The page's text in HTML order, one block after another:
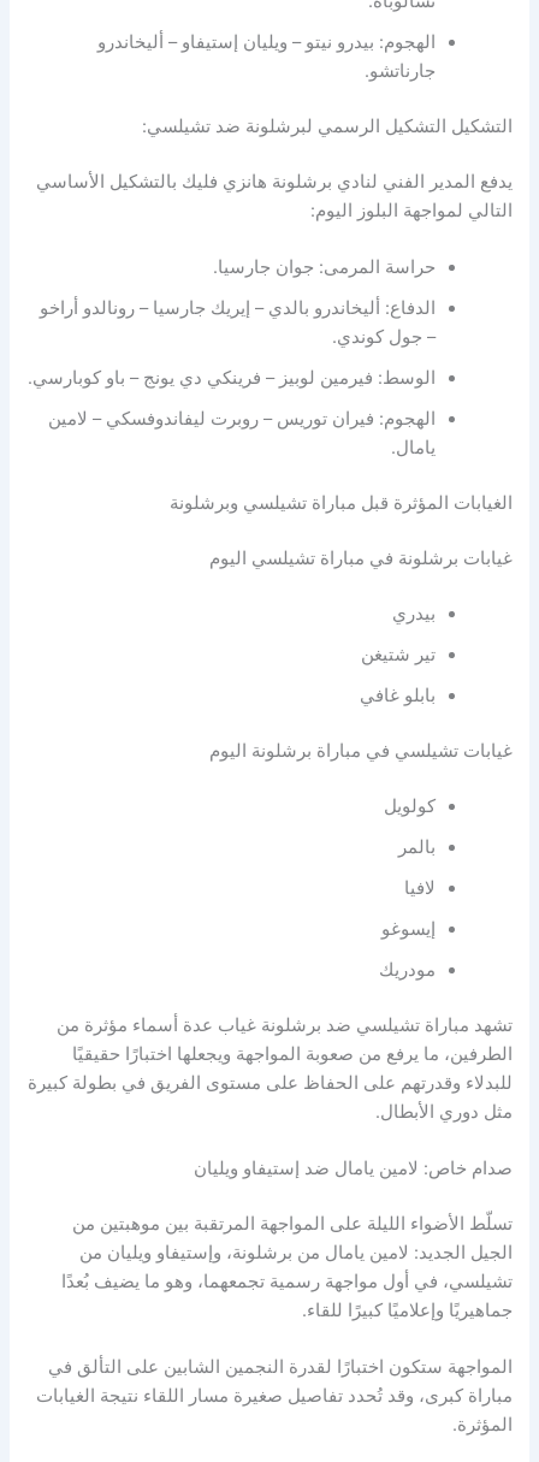
الهجوم: بيدرو نيتو – ويليان إستيفاو – أليخاندرو
جارناتشو.
التشكيل التشكيل الرسمي لبرشلونة ضد تشيلسي:
يدفع المدير الفني لنادي برشلونة هانزي فليك بالتشكيل الأساسي
التالي لمواجهة البلوز اليوم:
حراسة المرمى: جوان جارسيا.
الدفاع: أليخاندرو بالدي – إيريك جارسيا – رونالدو أراخو
– جول كوندي.
الوسط: فيرمين لوبيز – فرينكي دي يونج – باو كوبارسي.
الهجوم: فيران توريس – روبرت ليفاندوفسكي – لامين
يامال.
الغيابات المؤثرة قبل مباراة تشيلسي وبرشلونة
غيابات برشلونة في مباراة تشيلسي اليوم
بيدري
تير شتيغن
بابلو غافي
غيابات تشيلسي في مباراة برشلونة اليوم
كولويل
بالمر
لافيا
إيسوغو
مودريك
تشهد مباراة تشيلسي ضد برشلونة غياب عدة أسماء مؤثرة من
الطرفين، ما يرفع من صعوبة المواجهة ويجعلها اختبارًا حقيقيًا
للبدلاء وقدرتهم على الحفاظ على مستوى الفريق في بطولة كبيرة
مثل دوري الأبطال.
صدام خاص: لامين يامال ضد إستيفاو ويليان
تسلّط الأضواء الليلة على المواجهة المرتقبة بين موهبتين من
الجيل الجديد: لامين يامال من برشلونة، وإستيفاو ويليان من
تشيلسي، في أول مواجهة رسمية تجمعهما، وهو ما يضيف بُعدًا
جماهيريًا وإعلاميًا كبيرًا للقاء.
المواجهة ستكون اختبارًا لقدرة النجمين الشابين على التألق في
مباراة كبرى، وقد تُحدد تفاصيل صغيرة مسار اللقاء نتيجة الغيابات
المؤثرة.